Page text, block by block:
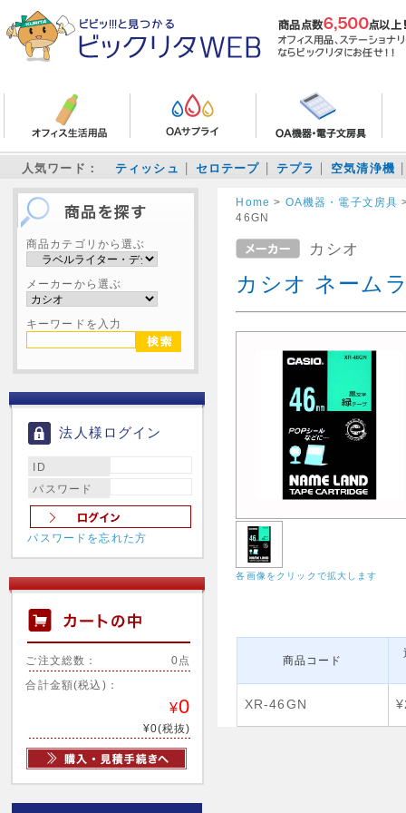
人気ワード： ティッシュ セロテープ テプラ 空気清浄機
商品カテゴリから選ぶ
メーカーから選ぶ
キーワードを入力
法人様ログイン
ID
パスワード
パスワードを忘れた方
ご注文総数： 0点
合計金額(税込)：
¥0
¥0(税抜)
Home > OA機器・電子文房具
46GN
カシオ
カシオ ネーム
各画像をクリックで拡大します
商品コード
XR-46GN